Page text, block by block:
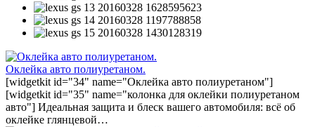
Оклейка авто полиуретаном.
[widgetkit id="34" name="Оклейка авто полиуретаном"]
[widgetkit id="35" name="колонка для оклейки полиуретаном
авто"] Идеальная защита и блеск вашего автомобиля: всё об
оклейке глянцевой…